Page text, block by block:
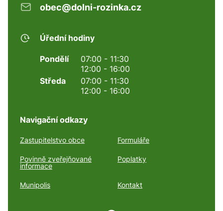
obec@dolni-rozinka.cz
Úřední hodiny
Pondělí
07:00 - 11:30
12:00 - 16:00
Středa
07:00 - 11:30
12:00 - 16:00
Navigační odkazy
Zastupitelstvo obce Formuláře
Povinně zveřejňované
informace
Poplatky
Munipolis Kontakt